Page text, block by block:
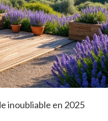
inoubliable en 2025